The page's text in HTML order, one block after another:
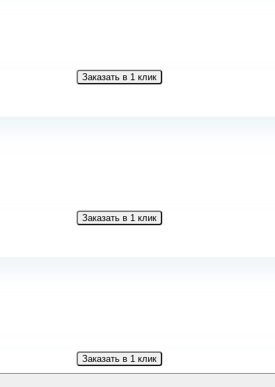
Заказать в 1 клик
Заказать в 1 клик
Заказать в 1 клик